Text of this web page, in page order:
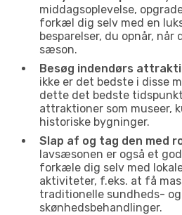
middagsoplevelse,
forkæl dig selv med en
besparelser, du opnår, når
sæson.
Besøg indendørs
ikke er det bedste i disse
dette det bedste
attraktioner som museer,
historiske bygninger.
Slap af og tag den med
lavsæsonen er også et
forkæle dig selv med
aktiviteter, f.eks. at få
traditionelle sundheds- og
skønhedsbehandlinger.